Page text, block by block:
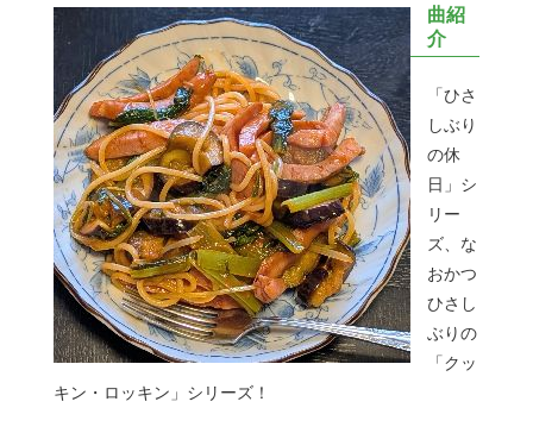
曲紹
介
「ひさ
しぶり
の休
日」シ
リー
ズ、な
おかつ
ひさし
ぶりの
「クッ
キン・ロッキン」シリーズ！